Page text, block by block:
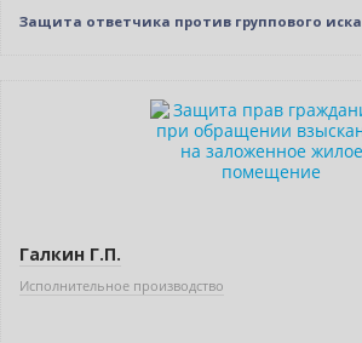
Защита ответчика против группового иска
Галкин Г.П.
Исполнительное производство